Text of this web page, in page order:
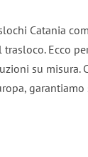
Catania
trasloco. Ecco
su misura.